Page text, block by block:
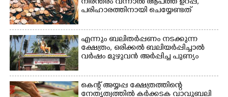
നിരന്തരം വന്നാൽ ആപത്ത് ഉറപ്പ്,​
പരിഹാരത്തിനായി ചെയ്യേണ്ടത്
എന്നും ബലിതർപ്പണം നടക്കുന്ന
ക്ഷേത്രം,​ ഒരിക്കൽ ബലിയർപ്പിച്ചാൽ
വർഷം മുഴുവൻ അർപ്പിച്ച പുണ്യം
കെന്റ് അയ്യപ്പ ക്ഷേത്രത്തിന്റെ
നേതൃത്വത്തിൽ കർക്കടക വാവുബലി
×
Share this link